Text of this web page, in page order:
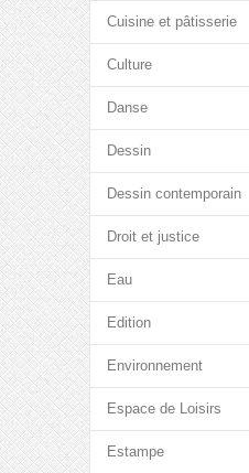
Cuisine et pâtisserie
Culture
Danse
Dessin
Dessin contemporain
Droit et justice
Eau
Edition
Environnement
Espace de Loisirs
Estampe